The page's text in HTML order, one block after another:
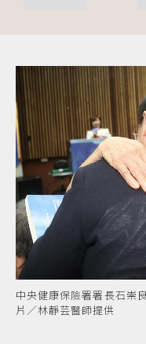
中央健康保險署署長石崇
片／林靜芸醫師提供